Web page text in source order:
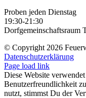
Proben jeden Dienstag
19:30-21:30
Dorfgemeinschaftsraum
© Copyright 2026
Datenschutzerklärung
Facebook
E-
Mail
Page load link
Diese Website
Benutzerfreundlichkeit
nutzt, stimmst Du der